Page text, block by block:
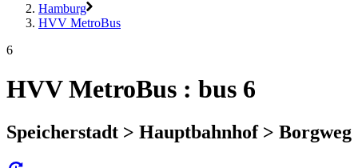
Hamburg
HVV MetroBus
6
HVV MetroBus : bus 6
Speicherstadt > Hauptbahnhof > Borgweg